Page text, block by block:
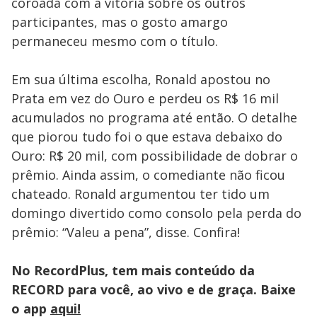
participantes, mas o gosto amargo
permaneceu mesmo com o título.
Em sua última escolha, Ronald apostou no
Prata em vez do Ouro e perdeu os R$ 16 mil
acumulados no programa até então. O detalhe
que piorou tudo foi o que estava debaixo do
Ouro: R$ 20 mil, com possibilidade de dobrar o
prêmio. Ainda assim, o comediante não ficou
chateado. Ronald argumentou ter tido um
domingo divertido como consolo pela perda do
prêmio: “Valeu a pena”, disse. Confira!
No RecordPlus, tem mais conteúdo da
RECORD para você, ao vivo e de graça. Baixe
o app aqui!